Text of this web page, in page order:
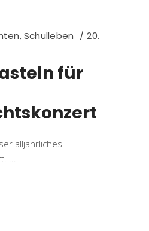
,Schulleben
20.
für
alljährliches